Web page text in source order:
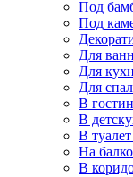
Под
Под
Для
Для
Для
В
В
В
На
В